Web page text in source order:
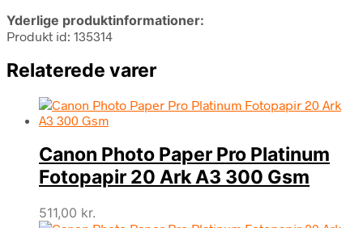
Yderlige produktinformationer:
Produkt id: 135314
Relaterede varer
Canon Photo Paper Pro Platinum
Fotopapir 20 Ark A3 300 Gsm
511,00 kr.